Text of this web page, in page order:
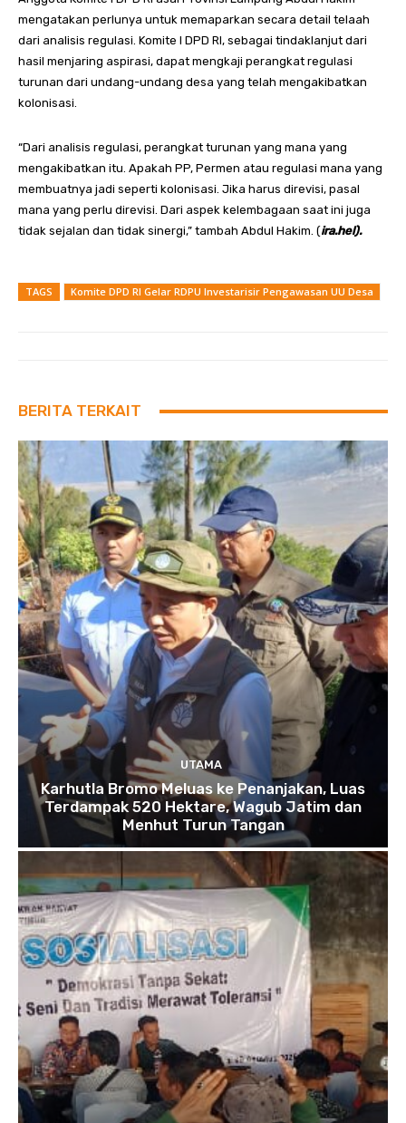
mengatakan perlunya untuk memaparkan secara detail telaah
dari analisis regulasi. Komite I DPD RI, sebagai tindaklanjut dari
hasil menjaring aspirasi, dapat mengkaji perangkat regulasi
turunan dari undang-undang desa yang telah mengakibatkan
kolonisasi.
“Dari analisis regulasi, perangkat turunan yang mana yang
mengakibatkan itu. Apakah PP, Permen atau regulasi mana yang
membuatnya jadi seperti kolonisasi. Jika harus direvisi, pasal
mana yang perlu direvisi. Dari aspek kelembagaan saat ini juga
tidak sejalan dan tidak sinergi,” tambah Abdul Hakim. (ira.hel).
TAGS Komite DPD RI Gelar RDPU Investarisir Pengawasan UU Desa
BERITA TERKAIT
UTAMA
Karhutla Bromo Meluas ke Penanjakan, Luas
Terdampak 520 Hektare, Wagub Jatim dan
Menhut Turun Tangan